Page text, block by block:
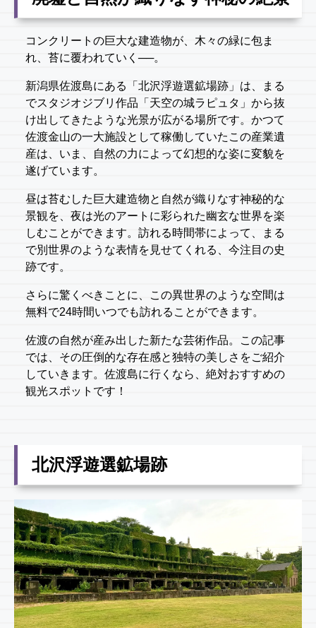
コンクリートの巨大な建造物が、木々の緑に包ま
れ、苔に覆われていく──。
新潟県佐渡島にある「北沢浮遊選鉱場跡」は、まる
でスタジオジブリ作品「天空の城ラピュタ」から抜
け出してきたような光景が広がる場所です。かつて
佐渡金山の一大施設として稼働していたこの産業遺
産は、いま、自然の力によって幻想的な姿に変貌を
遂げています。
昼は苔むした巨大建造物と自然が織りなす神秘的な
景観を、夜は光のアートに彩られた幽玄な世界を楽
しむことができます。訪れる時間帯によって、まる
で別世界のような表情を見せてくれる、今注目の史
跡です。
さらに驚くべきことに、この異世界のような空間は
無料で24時間いつでも訪れることができます。
佐渡の自然が産み出した新たな芸術作品。この記事
では、その圧倒的な存在感と独特の美しさをご紹介
していきます。佐渡島に行くなら、絶対おすすめの
観光スポットです！
北沢浮遊選鉱場跡